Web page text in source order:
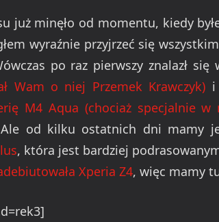
już minęło od momentu, kiedy
wyraźnie przyjrzeć się
po raz pierwszy znalazł się
Wam o niej Przemek Krawczyk) i
M4 Aqua (chociaż specjalnie
od kilku ostatnich dni mamy
, która jest bardziej
Xperia Z4, więc mamy